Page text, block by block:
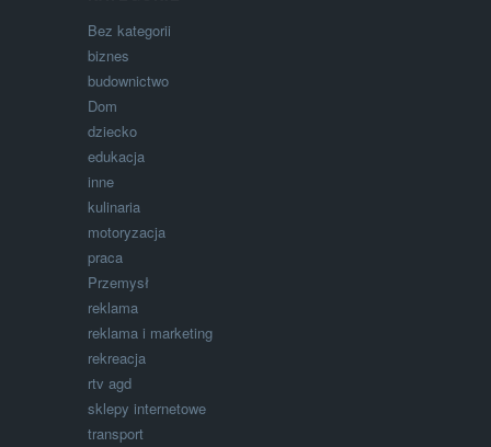
Bez kategorii
biznes
budownictwo
Dom
dziecko
edukacja
inne
kulinaria
motoryzacja
praca
Przemysł
reklama
reklama i marketing
rekreacja
rtv agd
sklepy internetowe
transport